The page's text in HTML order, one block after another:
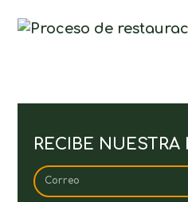
RECIBE NUESTRA